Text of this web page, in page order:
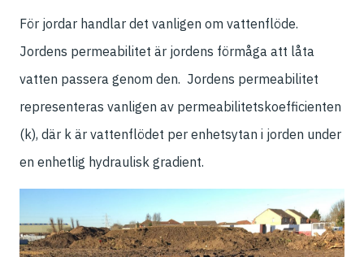
För jordar handlar det vanligen om vattenflöde.
Jordens permeabilitet är jordens förmåga att låta
vatten passera genom den. Jordens permeabilitet
representeras vanligen av permeabilitetskoefficienten
(k), där k är vattenflödet per enhetsytan i jorden under
en enhetlig hydraulisk gradient.